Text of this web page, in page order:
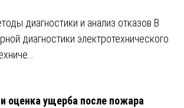
диагностики и анализ отказов В
диагностики электротехнического
оценка ущерба после пожара